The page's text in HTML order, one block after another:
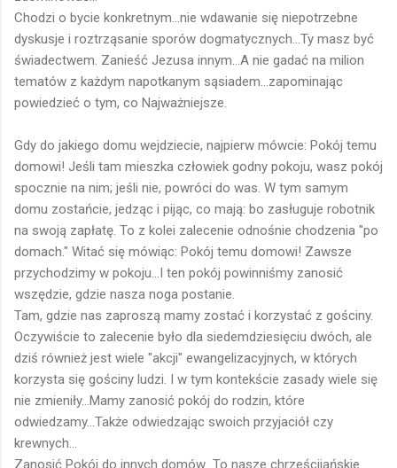
Chodzi o bycie konkretnym...nie wdawanie się niepotrzebne
dyskusje i roztrząsanie sporów dogmatycznych...Ty masz być
świadectwem. Zanieść Jezusa innym...A nie gadać na milion
tematów z każdym napotkanym sąsiadem...zapominając
powiedzieć o tym, co Najważniejsze.
Gdy do jakiego domu wejdziecie, najpierw mówcie: Pokój temu
domowi! Jeśli tam mieszka człowiek godny pokoju, wasz pokój
spocznie na nim; jeśli nie, powróci do was. W tym samym
domu zostańcie, jedząc i pijąc, co mają: bo zasługuje robotnik
na swoją zapłatę. To z kolei zalecenie odnośnie chodzenia "po
domach." Witać się mówiąc: Pokój temu domowi! Zawsze
przychodzimy w pokoju...I ten pokój powinniśmy zanosić
wszędzie, gdzie nasza noga postanie.
Tam, gdzie nas zaproszą mamy zostać i korzystać z gościny.
Oczywiście to zalecenie było dla siedemdziesięciu dwóch, ale
dziś również jest wiele "akcji" ewangelizacyjnych, w których
korzysta się gościny ludzi. I w tym kontekście zasady wiele się
nie zmieniły...Mamy zanosić pokój do rodzin, które
odwiedzamy...Także odwiedzając swoich przyjaciół czy
krewnych...
Zanosić Pokój do innych domów...To nasze chrześcijańskie